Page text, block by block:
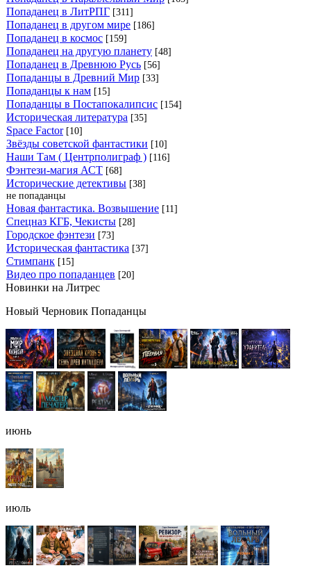
Попаданец в ЛитРПГ [311]
Попаданец в другом мире [186]
Попаданец в космос [159]
Попаданец на другую планету [48]
Попаданец в Древнюю Русь [56]
Попаданцы в Древний Мир [33]
Попаданцы к нам [15]
Попаданцы в Постапокалипсис [154]
Историческая литература [35]
Space Factor [10]
Звёзды советской фантастики [10]
Наши Там ( Центрполиграф ) [116]
Фэнтези-магия АСТ [68]
Исторические детективы [38]
не попаданцы
Новая фантастика. Возвышение [11]
Спецназ КГБ, Чекисты [28]
Городское фэнтези [73]
Историческая фантастика [37]
Стимпанк [15]
Видео про попаданцев [20]
Новинки на Литрес
Новый Черновик Попаданцы
июнь
июль